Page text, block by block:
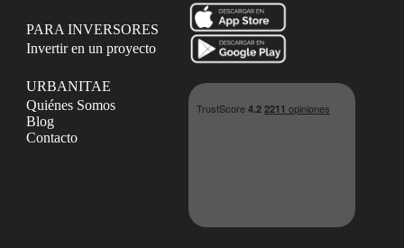
PARA INVERSORES
Invertir en un proyecto
URBANITAE
Quiénes Somos
Blog
Contacto